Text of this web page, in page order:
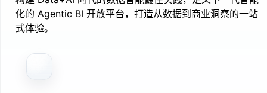
化的 Agentic BI 开放平台，打造从数据到商业洞察的一站
式体验。